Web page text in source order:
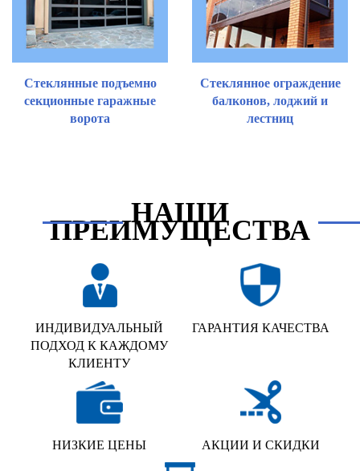
Стеклянные подъемно
секционные гаражные
ворота
Стеклянное ограждение
балконов, лоджий и
лестниц
НАШИ
ПРЕИМУЩЕСТВА
ИНДИВИДУАЛЬНЫЙ
ПОДХОД К КАЖДОМУ
КЛИЕНТУ
ГАРАНТИЯ КАЧЕСТВА
НИЗКИЕ ЦЕНЫ АКЦИИ И СКИДКИ